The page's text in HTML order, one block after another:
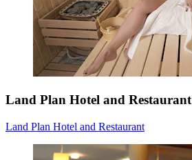
Land Plan Hotel and Restaurant
Land Plan Hotel and Restaurant